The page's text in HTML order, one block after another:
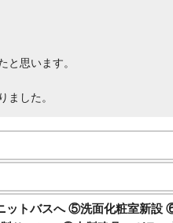
思います。
した。
バスへ ⑤洗面化粧室新設